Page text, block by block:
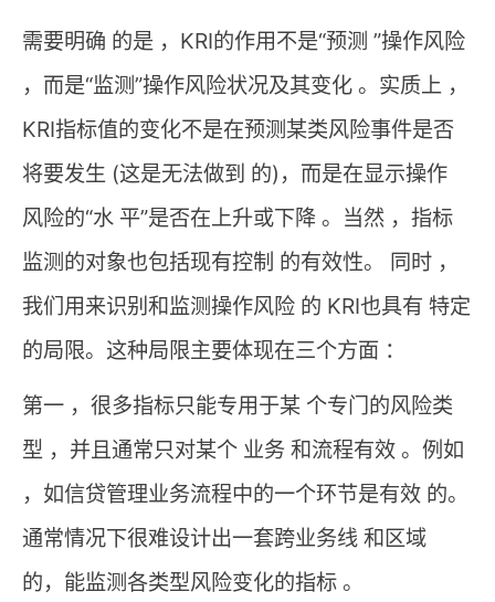
需要明确 的是 ，KRI的作用不是“预测 ”操作风险
，而是“监测”操作风险状况及其变化 。实质上 ，
KRI指标值的变化不是在预测某类风险事件是否
将要发生 (这是无法做到 的)，而是在显示操作
风险的“水 平”是否在上升或下降 。当然 ，指标
监测的对象也包括现有控制 的有效性。 同时 ，
我们用来识别和监测操作风险 的 KRI也具有 特定
的局限。这种局限主要体现在三个方面 ：
第一 ，很多指标只能专用于某 个专门的风险类
型 ，并且通常只对某个 业务 和流程有效 。例如
，如信贷管理业务流程中的一个环节是有效 的。
通常情况下很难设计出一套跨业务线 和区域
的，能监测各类型风险变化的指标 。